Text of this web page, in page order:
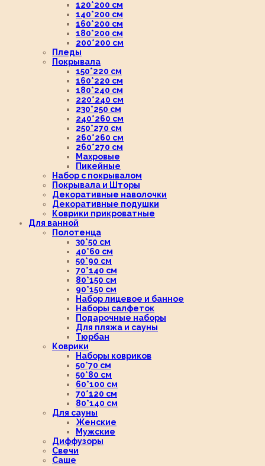
120*200 см
140*200 см
160*200 см
180*200 см
200*200 см
Пледы
Покрывала
150*220 см
160*220 см
180*240 см
220*240 см
230*250 см
240*260 см
250*270 см
260*260 см
260*270 см
Махровые
Пикейные
Набор с покрывалом
Покрывала и Шторы
Декоративные наволочки
Декоративные подушки
Коврики прикроватные
Для ванной
Полотенца
30*50 см
40*60 см
50*90 см
70*140 см
80*150 см
90*150 см
Набор лицевое и банное
Наборы салфеток
Подарочные наборы
Для пляжа и сауны
Тюрбан
Коврики
Наборы ковриков
50*70 см
50*80 см
60*100 см
70*120 см
80*140 см
Для сауны
Женские
Мужские
Диффузоры
Свечи
Саше